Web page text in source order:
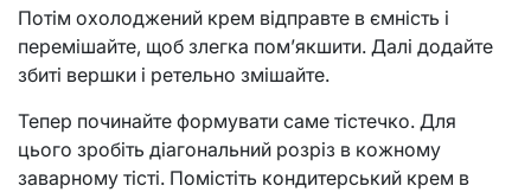
Потім охолоджений крем відправте в ємність і
перемішайте, щоб злегка пом’якшити. Далі додайте
збиті вершки і ретельно змішайте.
Тепер починайте формувати саме тістечко. Для
цього зробіть діагональний розріз в кожному
заварному тісті. Помістіть кондитерський крем в